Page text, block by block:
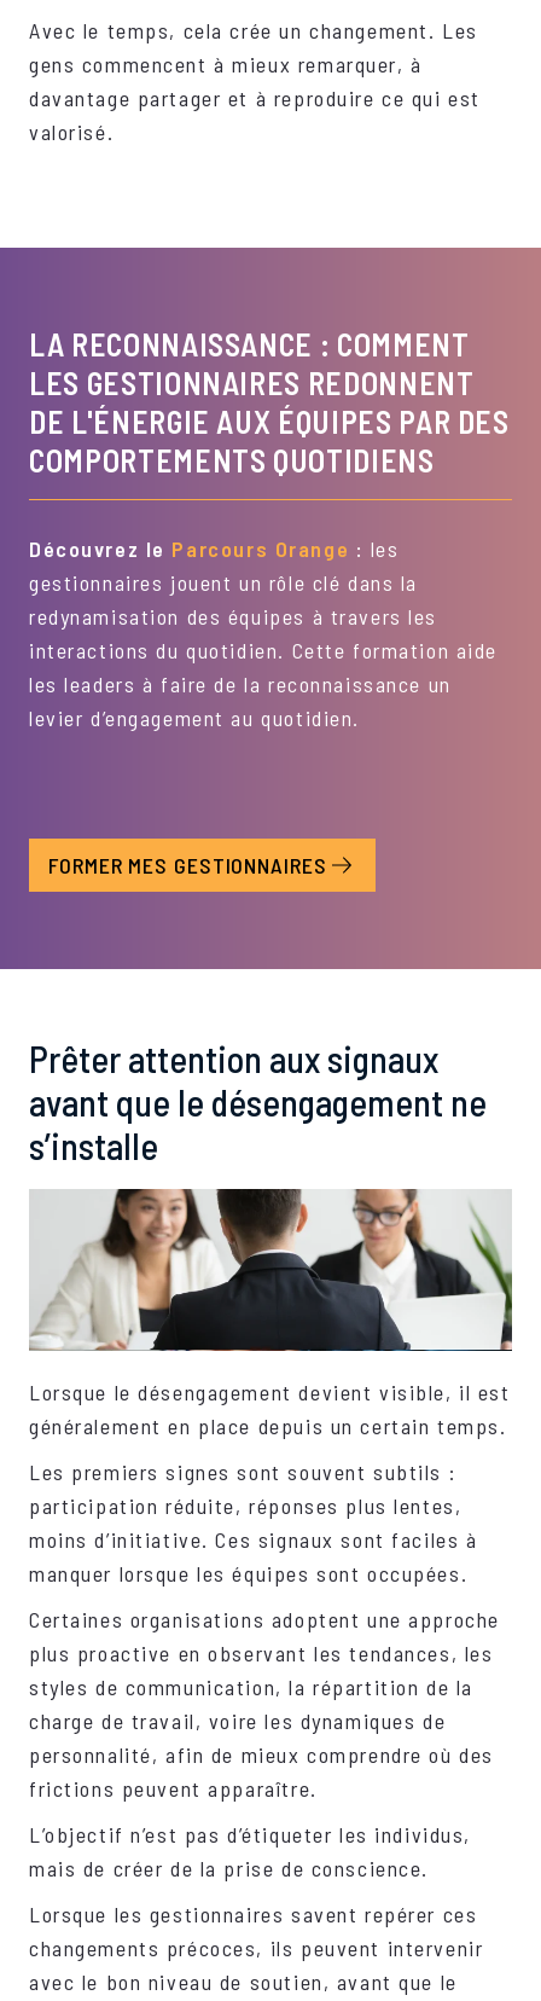
Avec le temps, cela crée un changement. Les
gens commencent à mieux remarquer, à
davantage partager et à reproduire ce qui est
valorisé.
LA RECONNAISSANCE : COMMENT
LES GESTIONNAIRES REDONNENT
DE L'ÉNERGIE AUX ÉQUIPES PAR DES
COMPORTEMENTS QUOTIDIENS
Découvrez le Parcours Orange : les
gestionnaires jouent un rôle clé dans la
redynamisation des équipes à travers les
interactions du quotidien. Cette formation aide
les leaders à faire de la reconnaissance un
levier d’engagement au quotidien.
FORMER MES GESTIONNAIRES
Prêter attention aux signaux
avant que le désengagement ne
s’installe
Lorsque le désengagement devient visible, il est
généralement en place depuis un certain temps.
Les premiers signes sont souvent subtils :
participation réduite, réponses plus lentes,
moins d’initiative. Ces signaux sont faciles à
manquer lorsque les équipes sont occupées.
Certaines organisations adoptent une approche
plus proactive en observant les tendances, les
styles de communication, la répartition de la
charge de travail, voire les dynamiques de
personnalité, afin de mieux comprendre où des
frictions peuvent apparaître.
L’objectif n’est pas d’étiqueter les individus,
mais de créer de la prise de conscience.
Lorsque les gestionnaires savent repérer ces
changements précoces, ils peuvent intervenir
avec le bon niveau de soutien, avant que le